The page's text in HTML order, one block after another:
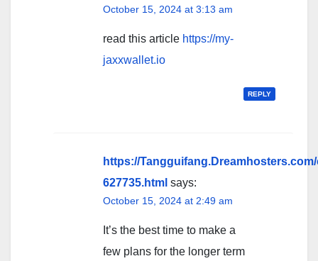
October 15, 2024 at 3:13 am
read this article https://my-
jaxxwallet.io
REPLY
https://
627735.html says:
October 15, 2024 at 2:49 am
It’s the best time to make a
few plans for the longer term